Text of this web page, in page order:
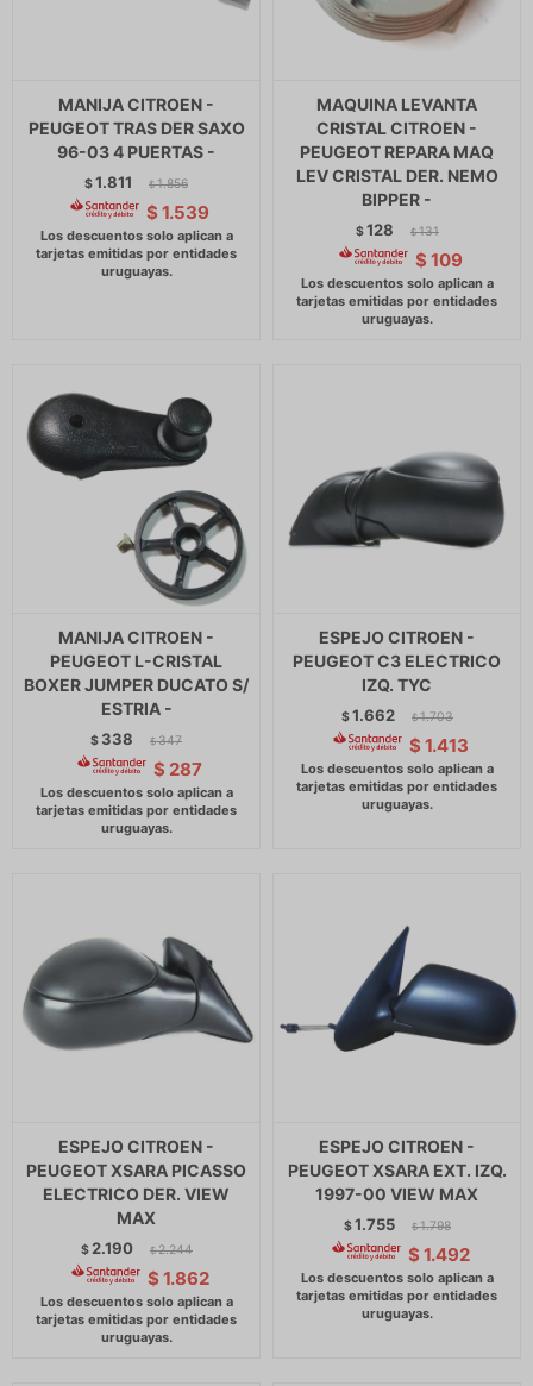
MANIJA CITROEN -
PEUGEOT TRAS DER SAXO
96-03 4 PUERTAS -
$1.811 $ 1.856
$ 1.539
MAQUINA LEVANTA
CRISTAL CITROEN -
PEUGEOT REPARA MAQ
LEV CRISTAL DER. NEMO
BIPPER -
$128 $ 131
$ 109
MANIJA CITROEN -
PEUGEOT L-CRISTAL
BOXER JUMPER DUCATO S/
ESTRIA -
$ 338 $ 347
$ 287
ESPEJO CITROEN -
PEUGEOT C3 ELECTRICO
IZQ. TYC
$1.662 $ 1.703
$ 1.413
ESPEJO CITROEN -
PEUGEOT XSARA PICASSO
ELECTRICO DER. VIEW
MAX
$ 2.190 $ 2.244
$ 1.862
ESPEJO CITROEN -
PEUGEOT XSARA EXT. IZQ.
1997-00 VIEW MAX
$1.755 $ 1.798
$ 1.492